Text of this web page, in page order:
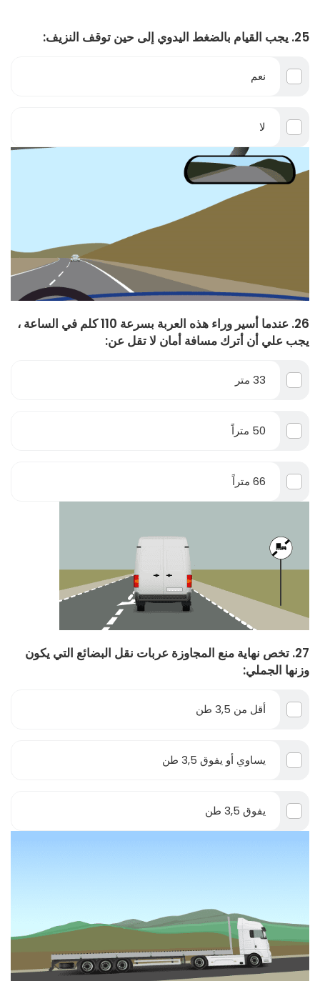
25. يجب القيام بالضغط اليدوي إلى حين توقف النزيف:
نعم
لا
26. عندما أسير وراء هذه العربة بسرعة 110 كلم في الساعة ،
يجب علي أن أترك مسافة أمان لا تقل عن:
33 متر
50 متراً
66 متراً
27. تخص نهاية منع المجاوزة عربات نقل البضائع التي يكون
وزنها الجملي:
أقل من 3,5 طن
يساوي أو يفوق 3,5 طن
يفوق 3,5 طن